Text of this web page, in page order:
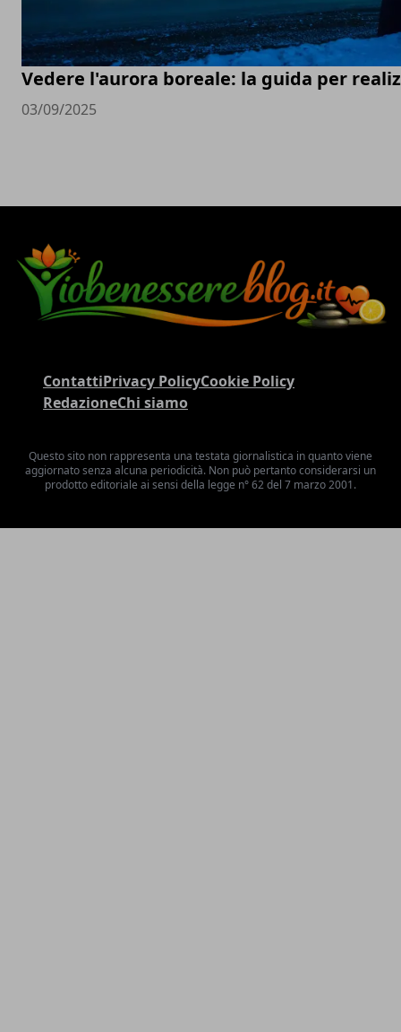
Vedere l'aurora boreale: la guida per
03/09/2025
ContattiPrivacy PolicyCookie Policy
RedazioneChi siamo
Questo sito non rappresenta una testata giornalistica in quanto viene
aggiornato senza alcuna periodicità. Non può pertanto considerarsi un
prodotto editoriale ai sensi della legge n° 62 del 7 marzo 2001.